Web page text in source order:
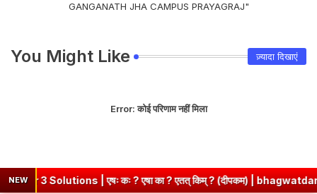
GANGANATH JHA CAMPUS PRAYAGRAJ"
You Might Like ज़्यादा दिखाएं
Error:कोई परिणाम नहीं मिला
NEW
| एषः कः ? एषा का ? एतत् किम् ? (दीपकम) | bhagwatdarshan.com